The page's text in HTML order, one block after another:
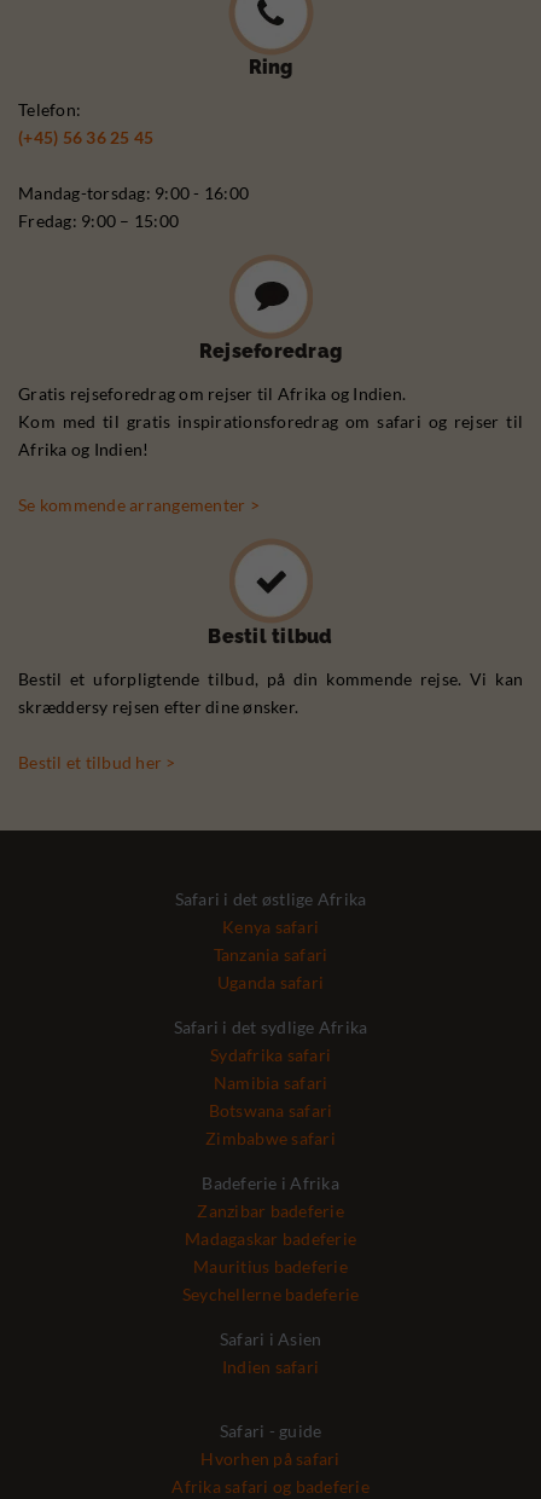
Ring
Telefon:
(+45) 56 36 25 45
Mandag-torsdag: 9:00 - 16:00
Fredag: 9:00 – 15:00
Rejseforedrag
Gratis rejseforedrag om rejser til Afrika og Indien.
Kom med til gratis inspirationsforedrag om safari og rejser til
Afrika og Indien!
Se kommende arrangementer >
Bestil tilbud
Bestil et uforpligtende tilbud, på din kommende rejse. Vi kan
skræddersy rejsen efter dine ønsker.
Bestil et tilbud her >
Safari i det østlige Afrika
Kenya safari
Tanzania safari
Uganda safari
Safari i det sydlige Afrika
Sydafrika safari
Namibia safari
Botswana safari
Zimbabwe safari
Badeferie i Afrika
Zanzibar badeferie
Madagaskar badeferie
Mauritius badeferie
Seychellerne badeferie
Safari i Asien
Indien safari
Safari - guide
Hvorhen på safari
Afrika safari og badeferie